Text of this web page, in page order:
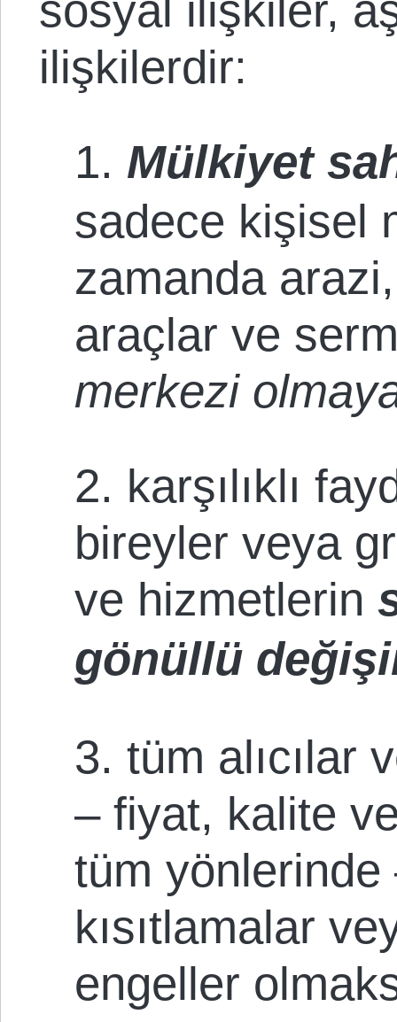
ilişkilerdir:
1. Mülkiyet
sadece kişisel
zamanda
araçlar ve
merkezi
2. karşılıklı
bireyler veya
ve hizmetlerin
gönüllü
3. tüm alıcılar
– fiyat, kalite
tüm
kısıtlamalar
engeller